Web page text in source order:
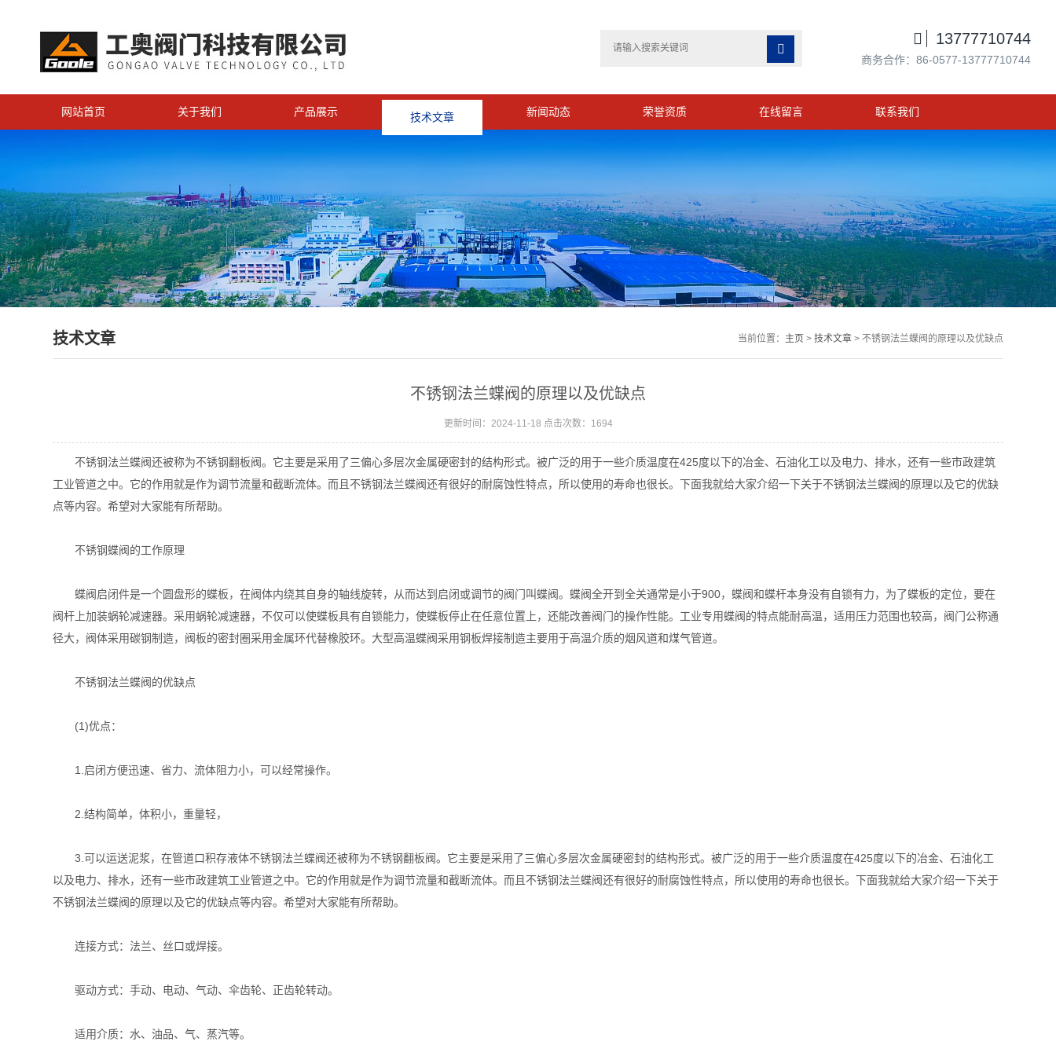

 13777710744
商务合作：86-0577-13777710744
网站首页 关于我们 产品展示 技术文章 新闻动态 荣誉资质 在线留言 联系我们
技术文章 当前位置： 主页 > 技术文章> 不锈钢法兰蝶阀的原理以及优缺点
不锈钢法兰蝶阀的原理以及优缺点
更新时间：2024-11-18 点击次数：1694
不锈钢法兰蝶阀还被称为不锈钢翻板阀。它主要是采用了三偏心多层次金属硬密封的结构形式。被广泛的用于一些介质温度在425度以下的冶金、石油化工以及电力、排水，还有一些市政建筑
工业管道之中。它的作用就是作为调节流量和截断流体。而且不锈钢法兰蝶阀还有很好的耐腐蚀性特点，所以使用的寿命也很长。下面我就给大家介绍一下关于不锈钢法兰蝶阀的原理以及它的优缺
点等内容。希望对大家能有所帮助。
不锈钢蝶阀的工作原理
蝶阀启闭件是一个圆盘形的蝶板，在阀体内绕其自身的轴线旋转，从而达到启闭或调节的阀门叫蝶阀。蝶阀全开到全关通常是小于900，蝶阀和蝶杆本身没有自锁有力，为了蝶板的定位，要在
阀杆上加装蜗轮减速器。采用蜗轮减速器，不仅可以使蝶板具有自锁能力，使蝶板停止在任意位置上，还能改善阀门的操作性能。工业专用蝶阀的特点能耐高温，适用压力范围也较高，阀门公称通
径大，阀体采用碳钢制造，阀板的密封圈采用金属环代替橡胶环。大型高温蝶阀采用钢板焊接制造主要用于高温介质的烟风道和煤气管道。
不锈钢法兰蝶阀的优缺点
(1)优点：
1.启闭方便迅速、省力、流体阻力小，可以经常操作。
2.结构简单，体积小，重量轻，
3.可以运送泥浆，在管道口积存液体不锈钢法兰蝶阀还被称为不锈钢翻板阀。它主要是采用了三偏心多层次金属硬密封的结构形式。被广泛的用于一些介质温度在425度以下的冶金、石油化工
以及电力、排水，还有一些市政建筑工业管道之中。它的作用就是作为调节流量和截断流体。而且不锈钢法兰蝶阀还有很好的耐腐蚀性特点，所以使用的寿命也很长。下面我就给大家介绍一下关于
不锈钢法兰蝶阀的原理以及它的优缺点等内容。希望对大家能有所帮助。
连接方式：法兰、丝口或焊接。
驱动方式：手动、电动、气动、伞齿轮、正齿轮转动。
适用介质：水、油品、气、蒸汽等。